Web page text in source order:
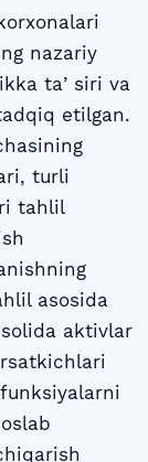
nazariy
taʼsiri va
etilgan.
turli
tahlil
asosida
aktivlar